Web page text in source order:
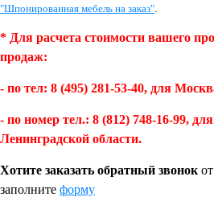
"Шпонированная мебель на заказ".
* Для расчета стоимости вашего
продаж:
- по тел: 8 (495) 281-53-40, для
- по номер тел.: 8 (812) 748-16-99,
Ленинградской области.
Хотите заказать обратный звонок
заполните форму